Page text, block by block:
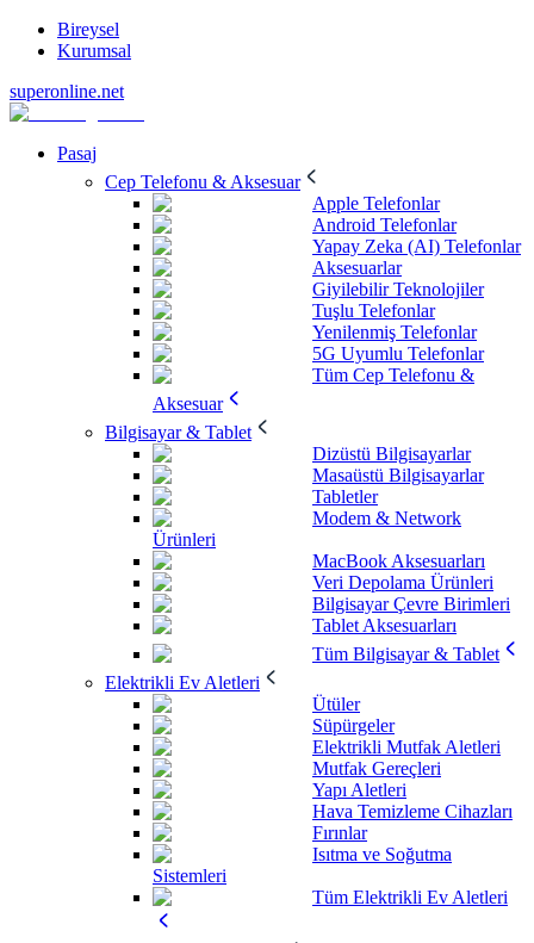
Bireysel
Kurumsal
superonline.net
Pasaj
Cep Telefonu & Aksesuar
Apple Telefonlar
Android Telefonlar
Yapay Zeka (AI) Telefonlar
Aksesuarlar
Giyilebilir Teknolojiler
Tuşlu Telefonlar
Yenilenmiş Telefonlar
5G Uyumlu Telefonlar
Tüm Cep Telefonu &
Aksesuar
Bilgisayar & Tablet
Dizüstü Bilgisayarlar
Masaüstü Bilgisayarlar
Tabletler
Modem & Network
Ürünleri
MacBook Aksesuarları
Veri Depolama Ürünleri
Bilgisayar Çevre Birimleri
Tablet Aksesuarları
Tüm Bilgisayar & Tablet
Elektrikli Ev Aletleri
Ütüler
Süpürgeler
Elektrikli Mutfak Aletleri
Mutfak Gereçleri
Yapı Aletleri
Hava Temizleme Cihazları
Fırınlar
Isıtma ve Soğutma
Sistemleri
Tüm Elektrikli Ev Aletleri